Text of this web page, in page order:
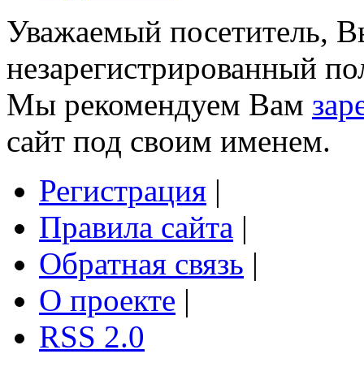
Уважаемый посетитель,
незарегистрированный
Мы рекомендуем Вам
сайт под своим именем.
Регистрация |
Правила сайта |
Обратная связь |
О проекте |
RSS 2.0